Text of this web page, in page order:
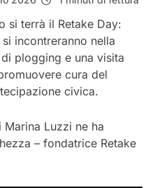
si terrà il Retake Day:
incontreranno nella
plogging e una visita
cura del
civica.
Marina Luzzi ne ha
– fondatrice Retake